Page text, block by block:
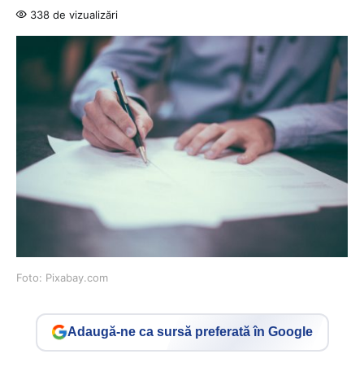
338 de vizualizări
Foto: Pixabay.com
Adaugă-ne ca sursă preferată în Google